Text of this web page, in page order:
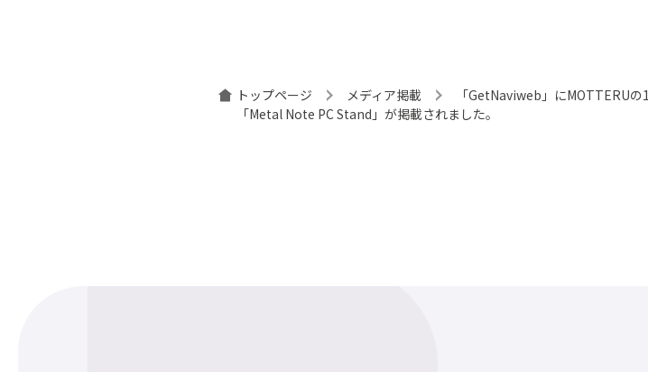
トップページ メディア掲載
「GetNaviweb」にMOTTERU
「Metal Note PC Stand」が掲載されました。